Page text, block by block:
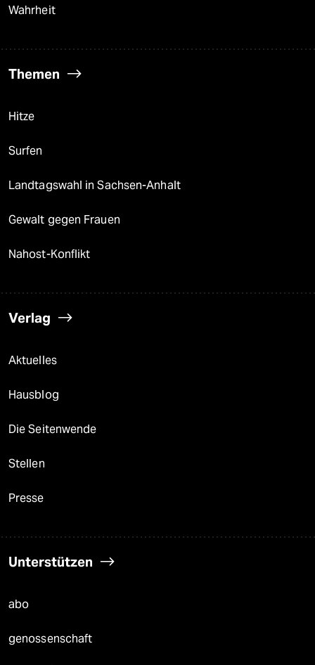
Wahrheit
Themen
Hitze
Surfen
Landtagswahl in Sachsen-Anhalt
Gewalt gegen Frauen
Nahost-Konflikt
Verlag
Aktuelles
Hausblog
Die Seitenwende
Stellen
Presse
Unterstützen
abo
genossenschaft